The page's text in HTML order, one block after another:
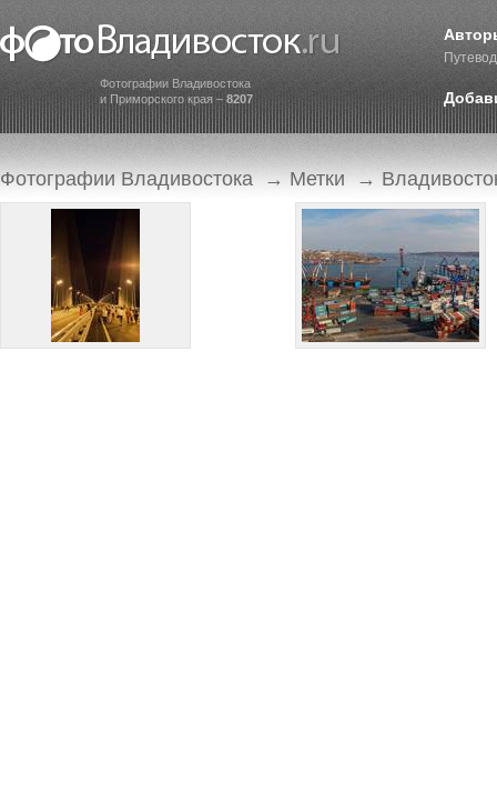
Фотографии Владивостока
и Приморского края – 8207
Фотографии Владивостока → Метки →